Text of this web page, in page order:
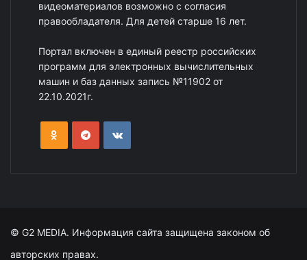
видеоматериалов возможно с согласия
правообладателя. Для детей старше 16 лет.
Портал включен в единый реестр российских
программ для электронных вычислительных
машин и баз данных запись №11902 от
22.10.2021г.
© G2 MEDIA. Информация сайта защищена законом об
авторских правах.